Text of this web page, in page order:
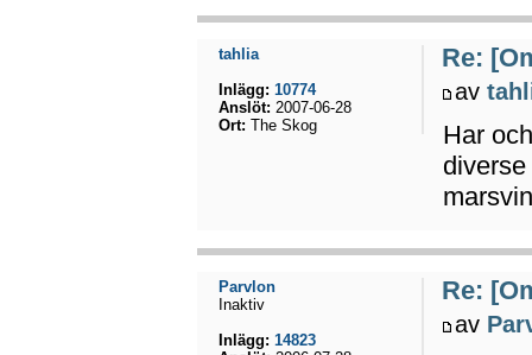
Re:
av
Har
tahlia
Inlägg: 10774
Anslöt: 2007-06-28
Ort: The Skog
Re:
av
Parvlon
Inaktiv
Inlägg: 14823